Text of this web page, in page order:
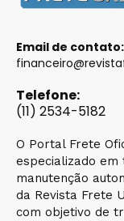
Email de contato:
Telefone:
(11) 2534-5182
O Portal Frete
especializado
manutenção
da Revista Frete
com objetivo de